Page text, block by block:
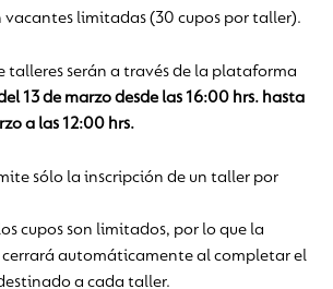
vacantes limitadas (30 cupos por taller).
talleres serán a través de la plataforma
13 de marzo desde las 16:00 hrs. hasta
a las 12:00 hrs.
sólo la inscripción de un taller por
cupos son limitados, por lo que la
automáticamente al completar el
a cada taller.